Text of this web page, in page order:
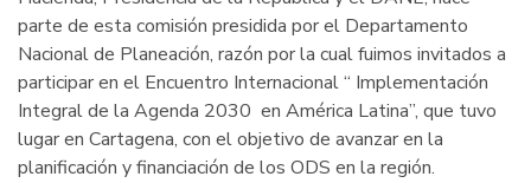
parte de esta comisión presidida por el Departamento
Nacional de Planeación, razón por la cual fuimos invitados a
participar en el Encuentro Internacional “ Implementación
Integral de la Agenda 2030 en América Latina”, que tuvo
lugar en Cartagena, con el objetivo de avanzar en la
planificación y financiación de los ODS en la región.